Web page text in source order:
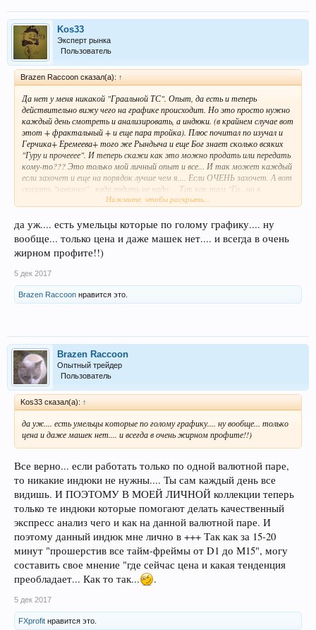
Kos33
Эксперт рынка
Пользователь
Brazen Raccoon сказал(а): ↑
Да нет у меня никакой "Граальной ТС". Опыт, да есть и теперь
действительно вижу чего на графике происходит. Но это просто нужно
каждый день смотреть и анализировать, а индюки. (в крайнем случае вот
этот + фрактальный + и еще пара тройка). Плюс почитал по изучал и
Герчика+ Еремеева+ того же Рындыча и еще Бог знает сколько всяких
"Гуру и прочееее". И теперь скажи как это можно продать или передать
кому-то??? Это только мой личный опыт и все... И так может каждый
если захочет и еще на порядок лучше чем я.... Если ОЧЕНЬ захочет. А вот
сказать "новичку" , куда ходить не надо ... Так как там "Го...но в
Красивой обертке", это пожалуйста .... только кому это помогло хоть
предупреждения. Резюме: работай сам в основном над собой и все
получится...
.
Нажмите, чтобы раскрыть...
да уж.... есть умельцы которые по голому графику.... ну
вообще... только цена и даже машек нет.... и всегда в очень
жирном профите!!)
5 дек 2017
Brazen Raccoon нравится это.
Brazen Raccoon
Опытный трейдер
Пользователь
Kos33 сказал(а): ↑
да уж.... есть умельцы которые по голому графику.... ну вообще... только
цена и даже машек нет.... и всегда в очень жирном профите!!)
Все верно... если работать только по одной валютной паре,
то никакие индюки не нужны.... Ты сам каждый день все
видишь. И ПОЭТОМУ В МОЕЙ ЛИЧНОЙ коллекции теперь
только те индюки которые помогают делать качественный
экспресс анализ чего и как на данной валютной паре. И
поэтому данный индюк мне лично в +++ Так как за 15-20
минут "прошерстив все тайм-фреймы от D1 до М15", могу
составить свое мнение "где сейчас цена и какая тенденция
преобладает... Как то так...
.
5 дек 2017
FXprofit нравится это.